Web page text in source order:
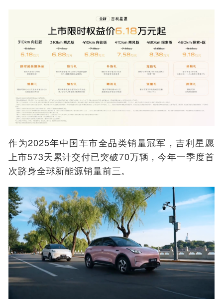
作为2025年中国车市全品类销量冠军，吉利星愿
上市573天累计交付已突破70万辆，今年一季度首
次跻身全球新能源销量前三。